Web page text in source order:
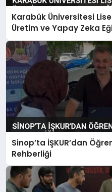
Karabük Üniversitesi
Üretim ve Yapay Zeka
Sinop’ta İŞKUR’dan
Rehberliği